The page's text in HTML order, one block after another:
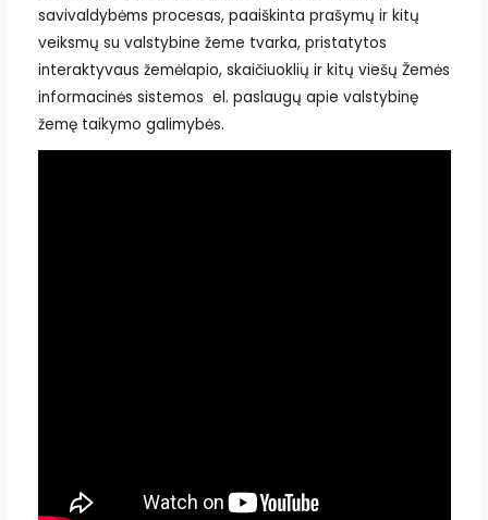
savivaldybėms procesas, paaiškinta prašymų ir kitų
veiksmų su valstybine žeme tvarka, pristatytos
interaktyvaus žemėlapio, skaičiuoklių ir kitų viešų Žemės
informacinės sistemos el. paslaugų apie valstybinę
žemę taikymo galimybės.